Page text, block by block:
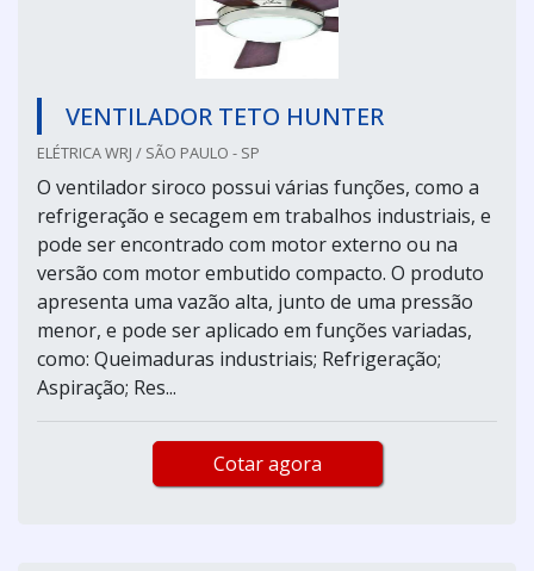
VENTILADOR TETO HUNTER
ELÉTRICA WRJ / SÃO PAULO - SP
O ventilador siroco possui várias funções, como a
refrigeração e secagem em trabalhos industriais, e
pode ser encontrado com motor externo ou na
versão com motor embutido compacto. O produto
apresenta uma vazão alta, junto de uma pressão
menor, e pode ser aplicado em funções variadas,
como: Queimaduras industriais; Refrigeração;
Aspiração; Res...
Cotar agora